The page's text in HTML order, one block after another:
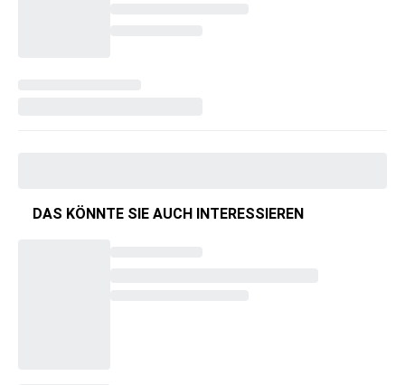
DAS KÖNNTE SIE AUCH INTERESSIEREN